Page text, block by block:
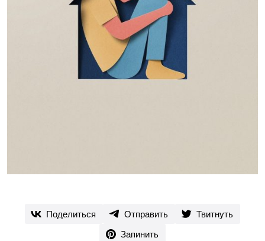
Поделиться Отправить
Твитнуть
Запинить